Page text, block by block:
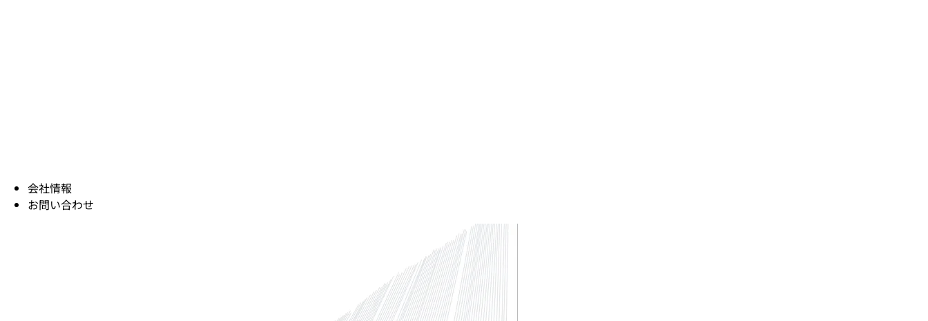
会社情報
お問い合わせ